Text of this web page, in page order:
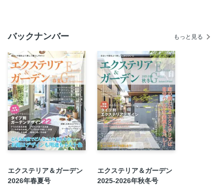
エクステリアの依頼の仕方
次号予告・編集部からのお知らせ
バックナンバー もっと見る
エクステリア＆ガーデン
2026年春夏号
エクステリア＆ガーデン
2025-2026年秋冬号